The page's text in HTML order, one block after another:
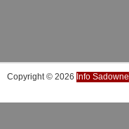
Copyright © 2026 Info Sadowne